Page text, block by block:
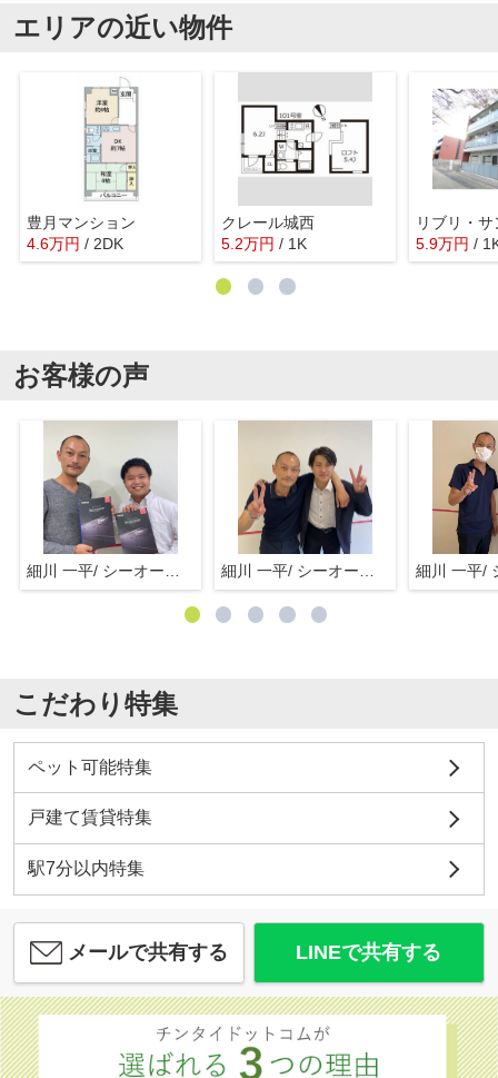
エリアの近い物件
豊月マンション
4.6万円 / 2DK
クレール城西
5.2万円 / 1K
リブリ・
5.9万円 /
お客様の声
こだわり特集
ペット可能特集
戸建て賃貸特集
駅7分以内特集
メールで共有する LINEで共有する